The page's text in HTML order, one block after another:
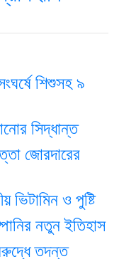
শিশুসহ ৯
সিদ্ধান্ত
জোরদারের
ও পুষ্টি
নতুন ইতিহাস
তদন্ত